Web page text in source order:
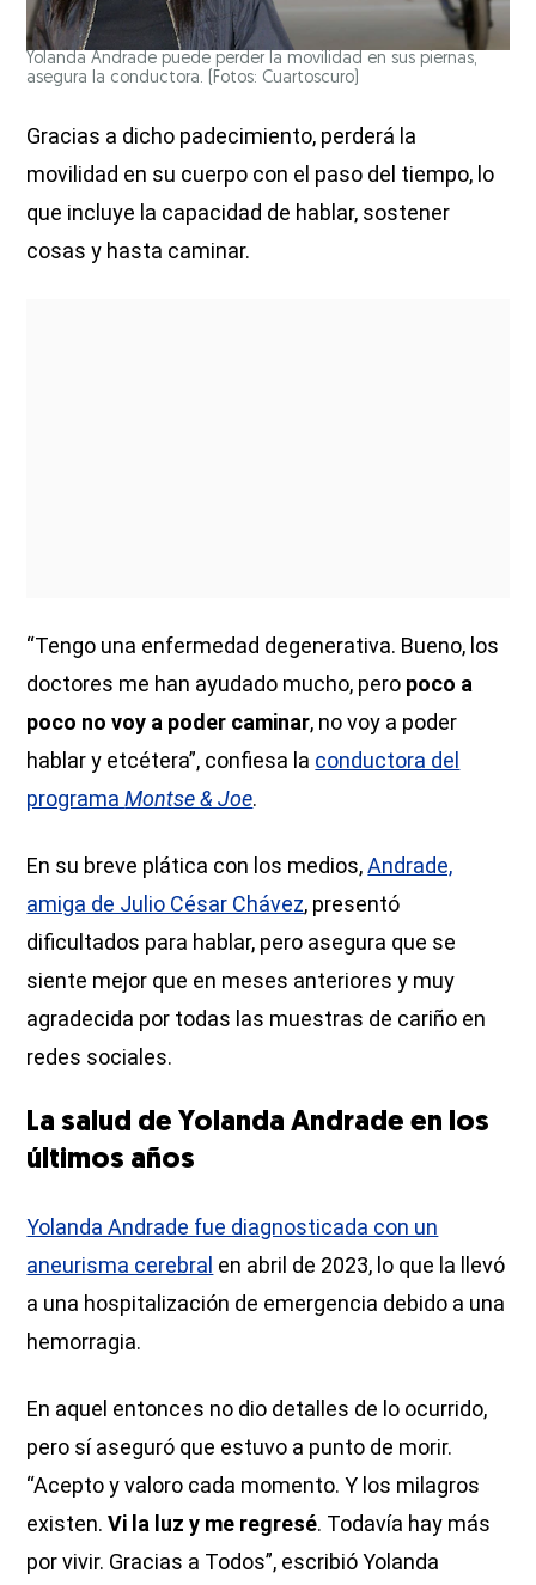
Yolanda Andrade puede perder la movilidad en sus piernas,
asegura la conductora. (Fotos: Cuartoscuro)
Gracias a dicho padecimiento, perderá la
movilidad en su cuerpo con el paso del tiempo, lo
que incluye la capacidad de hablar, sostener
cosas y hasta caminar.
“Tengo una enfermedad degenerativa. Bueno, los
doctores me han ayudado mucho, pero poco a
poco no voy a poder caminar, no voy a poder
hablar y etcétera”, confiesa la conductora del
programaMontse & Joe.
En su breve plática con los medios,Andrade,
amiga de Julio César Chávez, presentó
dificultados para hablar, pero asegura que se
siente mejor que en meses anteriores y muy
agradecida por todas las muestras de cariño en
redes sociales.
La salud de Yolanda Andrade en los
últimos años
Yolanda Andrade fue diagnosticada con un
aneurisma cerebral en abril de 2023, lo que la llevó
a una hospitalización de emergencia debido a una
hemorragia.
En aquel entonces no dio detalles de lo ocurrido,
pero sí aseguró que estuvo a punto de morir.
“Acepto y valoro cada momento. Y los milagros
existen.Vi la luz y me regresé. Todavía hay más
por vivir. Gracias a Todos”, escribió Yolanda